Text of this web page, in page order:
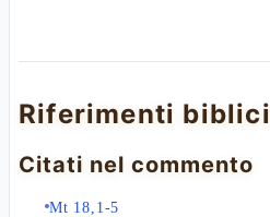
Riferimenti biblici
Citati nel commento
Mt 18,1-5